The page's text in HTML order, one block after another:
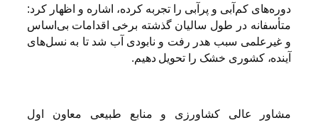
دوره‌های کم‌آبی و پرآبی را تجربه کرده، اشاره و اظهار کرد:‌
متأسفانه در طول سالیان گذشته برخی اقدامات بی‌اساس
و غیرعلمی سبب هدر رفت و نابودی آب شد تا به نسل‌های
آینده، کشوری خشک را تحویل دهیم.
مشاور عالی کشاورزی و منابع طبیعی معاون اول